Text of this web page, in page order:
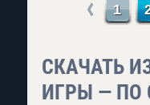
←1
СКАЧАТЬ
ИГРЫ — ПО